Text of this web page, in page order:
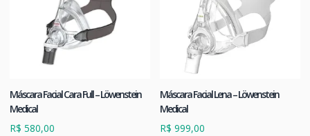
Máscara Facial Cara Full – Löwenstein
Medical
R$ 580,00
Máscara Facial Lena – Löwenstein
Medical
R$ 999,00